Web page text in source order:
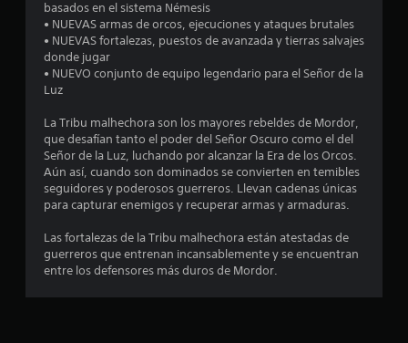
t
r
l
l
a
s
basados en el sistema Némesis
• NUEVAS armas de orcos, ejecuciones y ataques brutales
• NUEVAS fortalezas, puestos de avanzada y tierras salvajes
donde jugar
• NUEVO conjunto de equipo legendario para el Señor de la
Luz
La Tribu malhechora son los mayores rebeldes de Mordor,
que desafían tanto el poder del Señor Oscuro como el del
Señor de la Luz, luchando por alcanzar la Era de los Orcos.
Aún así, cuando son dominados se convierten en temibles
seguidores y poderosos guerreros. Llevan cadenas únicas
para capturar enemigos y recuperar armas y armaduras.
Las fortalezas de la Tribu malhechora están atestadas de
guerreros que entrenan incansablemente y se encuentran
entre los defensores más duros de Mordor.